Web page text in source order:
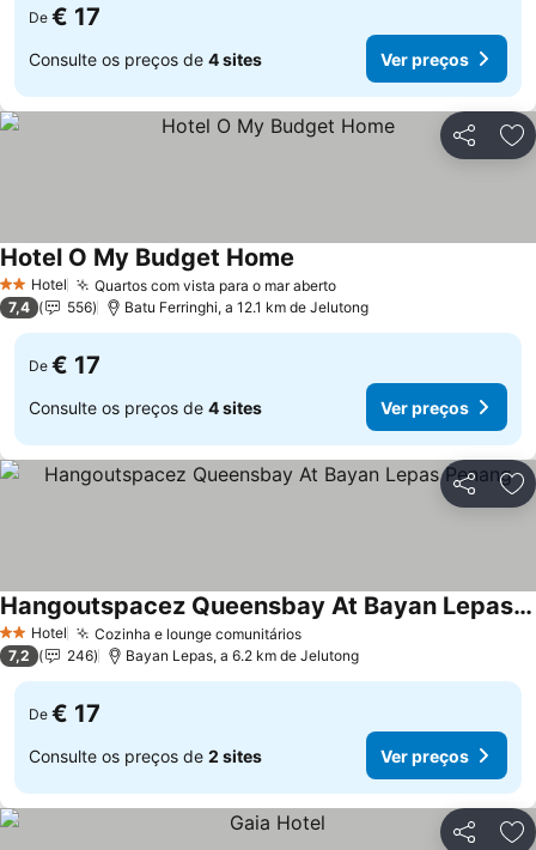
De € 17
Consulte os preços de 4 sites Ver preços
Partilhar
2 Estrelas
Hotel Quartos com vista para o mar aberto
Hotel O My Budget Home
7,4 556 Batu Ferringhi, a 12.1 km de Jelutong
De € 17
Consulte os preços de 4 sites Ver preços
Partilhar
2 Estrelas
Hotel Cozinha e lounge comunitários
Hangoutspacez Queensbay At Bayan Lepas Penang
7,2 246 Bayan Lepas, a 6.2 km de Jelutong
De € 17
Consulte os preços de 2 sites Ver preços
Partilhar